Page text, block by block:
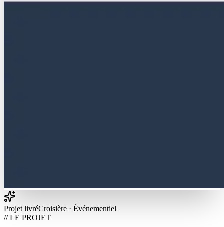
Projet livréCroisière · Événementiel
// LE PROJET